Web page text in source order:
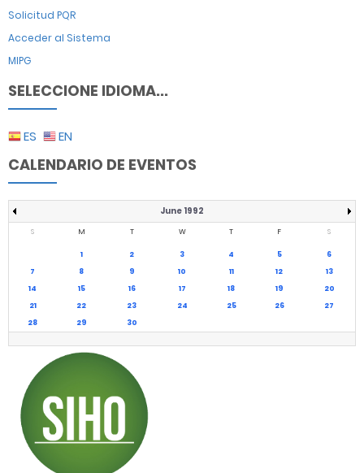
Solicitud PQR
Acceder al Sistema
MIPG
SELECCIONE IDIOMA...
ES EN
CALENDARIO DE EVENTOS
June 1992
S M T W T F S
1 2 3 4 5
6
7
8 9 10 11 12
13
14
15 16 17 18 19
20
21
22 23 24 25 26
27
28
29 30